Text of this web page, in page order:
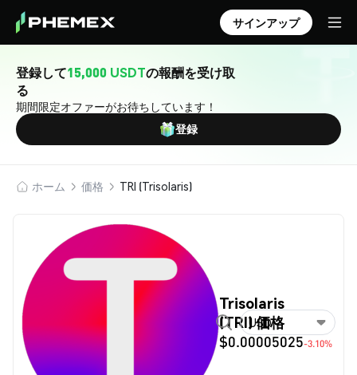
サインアップ
登録して15,000 USDTの報酬を受け取
る
期間限定オファーがお待ちしています！
登録
ホーム 価格 TRI (Trisolaris)
Trisolaris
(TRI) 価格
$0.00005025-3.10%
USD